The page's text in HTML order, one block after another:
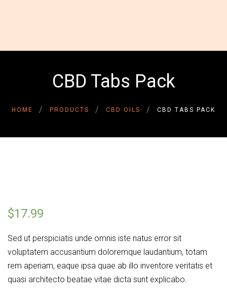
GALLERY
CONTACT US
DONOR LOGIN
CBD Tabs Pack
HOME PRODUCTS CBD OILS CBD TABS PACK
$17.99
Sed ut perspiciatis unde omnis iste natus error sit
voluptatem accusantium doloremque laudantium, totam
rem aperiam, eaque ipsa quae ab illo inventore veritatis et
quasi architecto beatae vitae dicta sunt explicabo.